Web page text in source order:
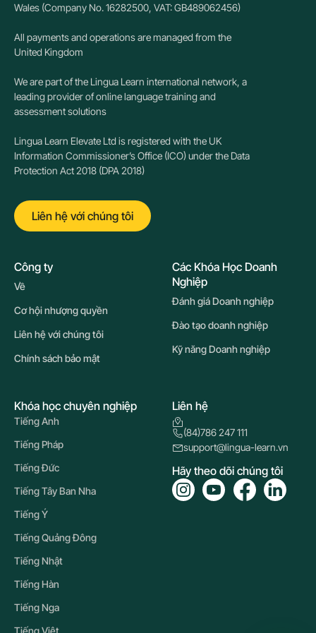
Wales (Company No. 16282500, VAT: GB489062456)
All payments and operations are managed from the
United Kingdom
We are part of the Lingua Learn international network, a
leading provider of online language training and
assessment solutions
Lingua Learn Elevate Ltd is registered with the UK
Information Commissioner’s Office (ICO) under the Data
Protection Act 2018 (DPA 2018)
Liên hệ với chúng tôi
Công ty
Về
Cơ hội nhượng quyền
Liên hệ với chúng tôi
Chính sách bảo mật
Các Khóa Học Doanh
Nghiệp
Đánh giá Doanh nghiệp
Đào tạo doanh nghiệp
Kỹ năng Doanh nghiệp
Khóa học chuyên nghiệp
Tiếng Anh
Tiếng Pháp
Tiếng Đức
Tiếng Tây Ban Nha
Tiếng Ý
Tiếng Quảng Đông
Tiếng Nhật
Tiếng Hàn
Tiếng Nga
Liên hệ
(84)786 247 111
support@lingua-learn.vn
Hãy theo dõi chúng tôi